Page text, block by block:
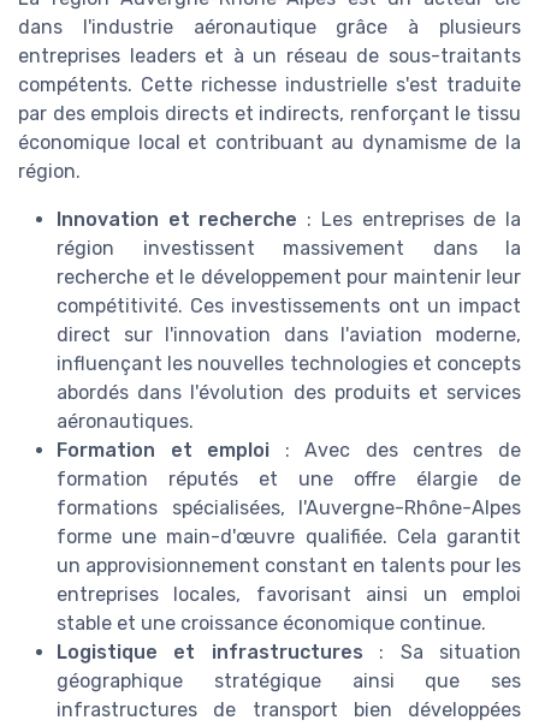
dans l'industrie aéronautique grâce à plusieurs
entreprises leaders et à un réseau de sous-traitants
compétents. Cette richesse industrielle s'est traduite
par des emplois directs et indirects, renforçant le tissu
économique local et contribuant au dynamisme de la
région.
Innovation et recherche : Les entreprises de la
région investissent massivement dans la
recherche et le développement pour maintenir leur
compétitivité. Ces investissements ont un impact
direct sur l'innovation dans l'aviation moderne,
influençant les nouvelles technologies et concepts
abordés dans l'évolution des produits et services
aéronautiques.
Formation et emploi : Avec des centres de
formation réputés et une offre élargie de
formations spécialisées, l'Auvergne-Rhône-Alpes
forme une main-d'œuvre qualifiée. Cela garantit
un approvisionnement constant en talents pour les
entreprises locales, favorisant ainsi un emploi
stable et une croissance économique continue.
Logistique et infrastructures : Sa situation
géographique stratégique ainsi que ses
infrastructures de transport bien développées